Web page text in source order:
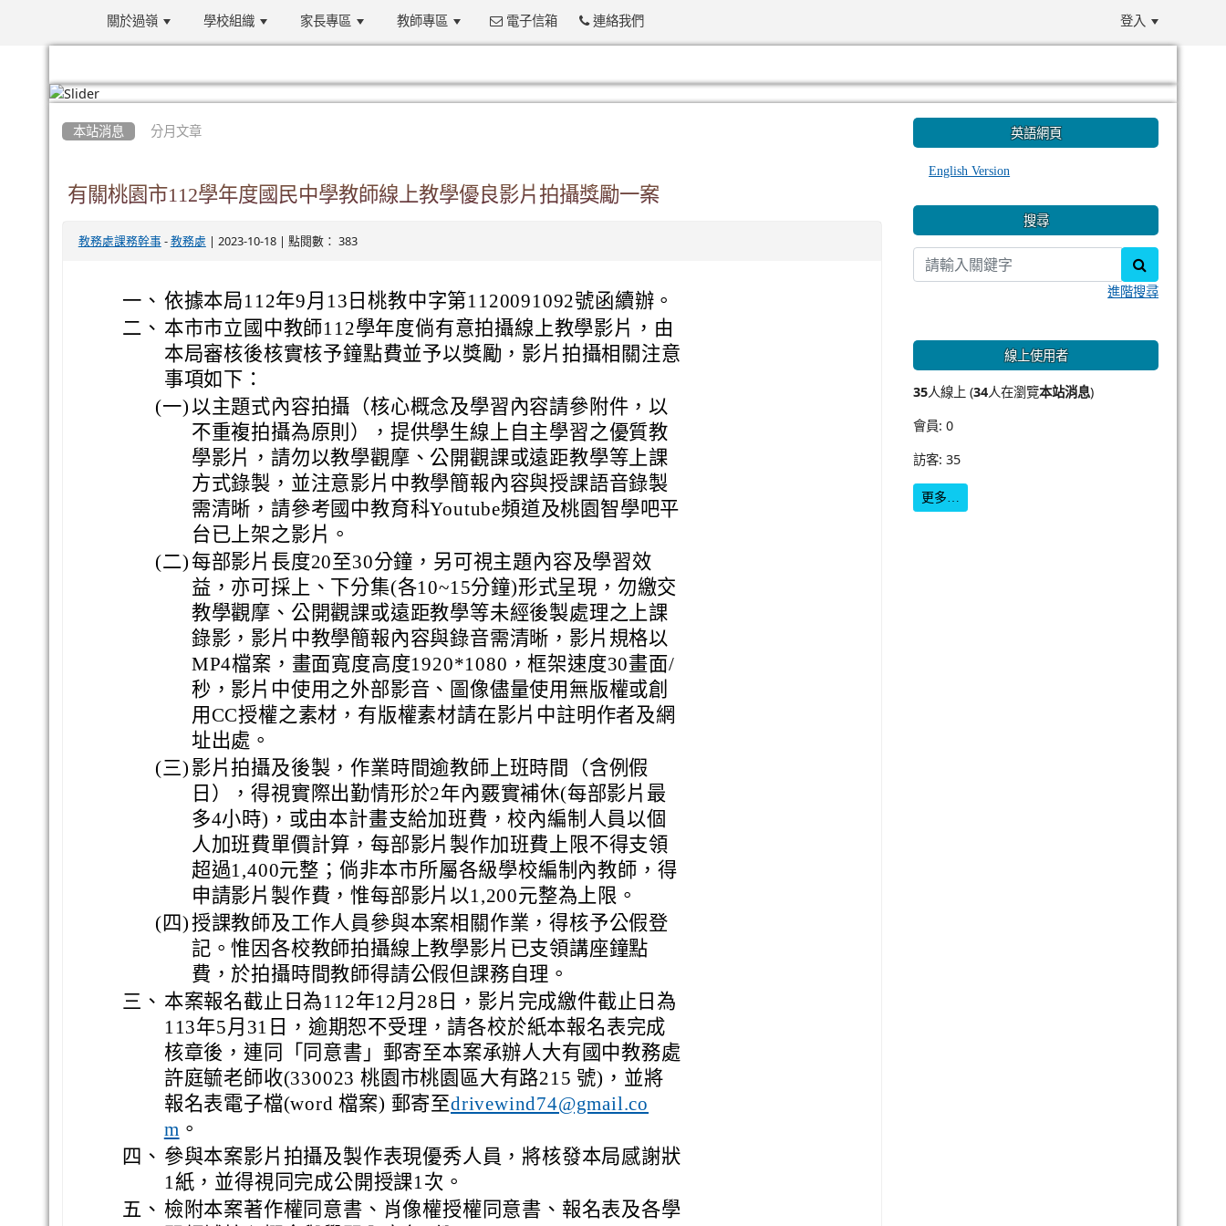
關於過嶺 學校組織 家長專區 教師專區 電子信箱 連絡我們 登入
本站消息 分月文章
有關桃園市112學年度國民中學教師線上教學優良影片拍攝獎勵一案
教務處課務幹事- 教務處 | 2023-10-18 | 點閱數： 383
一、 依據本局112年9月13日桃教中字第1120091092號函續辦。
二、 本市市立國中教師112學年度倘有意拍攝線上教學影片，由
本局審核後核實核予鐘點費並予以獎勵，影片拍攝相關注意
事項如下：
(一) 以主題式內容拍攝（核心概念及學習內容請參附件，以
不重複拍攝為原則），提供學生線上自主學習之優質教
學影片，請勿以教學觀摩、公開觀課或遠距教學等上課
方式錄製，並注意影片中教學簡報內容與授課語音錄製
需清晰，請參考國中教育科Youtube頻道及桃園智學吧平
台已上架之影片。
(二) 每部影片長度20至30分鐘，另可視主題內容及學習效
益，亦可採上、下分集(各10~15分鐘)形式呈現，勿繳交
教學觀摩、公開觀課或遠距教學等未經後製處理之上課
錄影，影片中教學簡報內容與錄音需清晰，影片規格以
MP4檔案，畫面寬度高度1920*1080，框架速度30畫面/
秒，影片中使用之外部影音、圖像儘量使用無版權或創
用CC授權之素材，有版權素材請在影片中註明作者及網
址出處。
(三) 影片拍攝及後製，作業時間逾教師上班時間（含例假
日），得視實際出勤情形於2年內覈實補休(每部影片最
多4小時)，或由本計畫支給加班費，校內編制人員以個
人加班費單價計算，每部影片製作加班費上限不得支領
超過1,400元整；倘非本市所屬各級學校編制內教師，得
申請影片製作費，惟每部影片以1,200元整為上限。
(四)授課教師及工作人員參與本案相關作業，得核予公假登
記。惟因各校教師拍攝線上教學影片已支領講座鐘點
費，於拍攝時間教師得請公假但課務自理。
三、 本案報名截止日為112年12月28日，影片完成繳件截止日為
113年5月31日，逾期恕不受理，請各校於紙本報名表完成
核章後，連同「同意書」郵寄至本案承辦人大有國中教務處
許庭毓老師收(330023 桃園市桃園區大有路215 號)，並將
報名表電子檔(word 檔案) 郵寄至drivewind74@gmail.co
m 。
四、 參與本案影片拍攝及製作表現優秀人員，將核發本局感謝狀
1紙，並得視同完成公開授課1次。
五、 檢附本案著作權同意書、肖像權授權同意書、報名表及各學
英語網頁
English Version
搜尋
進階搜尋
線上使用者
35人線上 (34人在瀏覽本站消息)
會員: 0
訪客: 35
更多…